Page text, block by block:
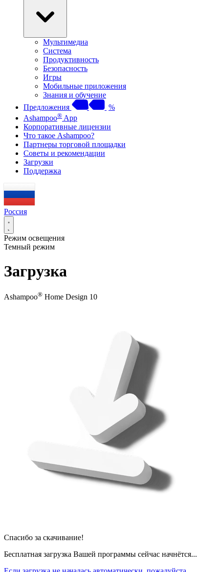
Мультимедиа
Система
Продуктивность
Безопасность
Игры
Мобильные приложения
Знания и обучение
Предложения
%
Ashampoo® App
Корпоративные лицензии
Что такое Ashampoo?
Партнеры торговой площадки
Советы и рекомендации
Загрузки
Поддержка
Россия
Режим освещения
Темный режим
Загрузка
Ashampoo® Home Design 10
Спасибо за скачивание!
Бесплатная загрузка Вашей программы сейчас начнётся...